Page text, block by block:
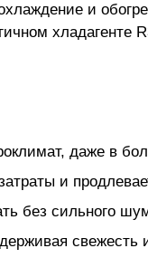
и
хладагенте
даже в
и
без сильного
свежесть